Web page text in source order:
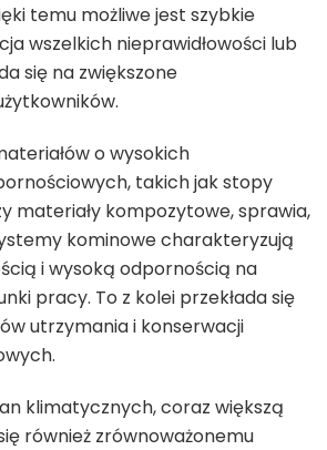
temu możliwe jest szybkie
wszelkich nieprawidłowości lub
się na zwiększone
o wysokich
takich jak stopy
materiały kompozytowe, sprawia,
kominowe charakteryzują
i wysoką odpornością na
pracy. To z kolei przekłada się
utrzymania i konserwacji
klimatycznych, coraz większą
również zrównoważonemu